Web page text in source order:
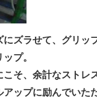
ズラせて、グリッ
プ。
そ、余計なストレ
アップに励んでいた